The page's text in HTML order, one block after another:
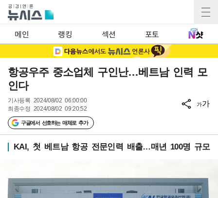
메인 랭킹 섹션 포토
항공우주 중소업체 구인난…베트남 인력 모
인다
기사등록 2024/08/02 06:00:00
최종수정 2024/08/02 09:20:52
구글에서 선호하는 매체로 추가
가가
KAI, 첫 베트남 항공 전문인력 배출…매년 100명 규모